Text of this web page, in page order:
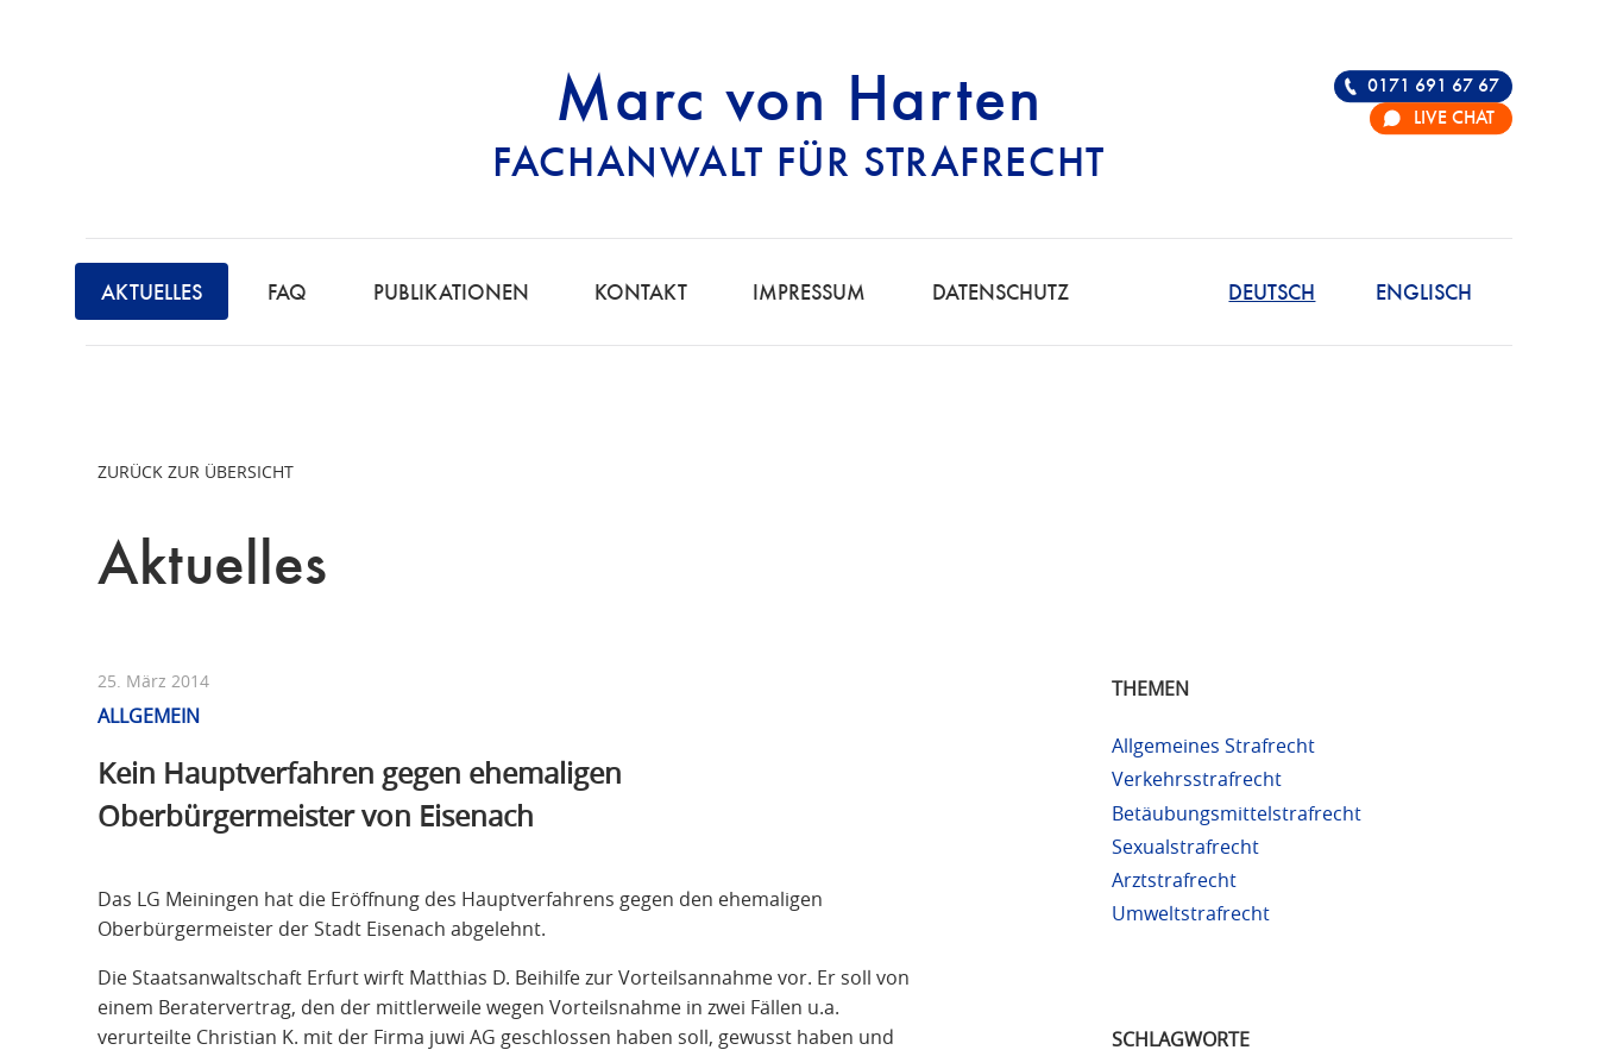
Marc von Harten
FACHANWALT FÜR STRAFRECHT
STRAFRECHT | RECHTSANWALT FÜR DIE
AKTUELLES FAQ PUBLIKATIONEN KONTAKT IMPRESSUM DATENSCHUTZ ENGLISCH
DEUTSCH
0171 691 67 67
LIVE CHAT
ZURÜCK ZUR ÜBERSICHT
Aktuelles
25. März 2014
ALLGEMEIN
Kein Hauptverfahren gegen ehemaligen
Oberbürgermeister von Eisenach
Das LG Meiningen hat die Eröffnung des Hauptverfahrens gegen den ehemaligen
Oberbürgermeister der Stadt Eisenach abgelehnt.
Die Staatsanwaltschaft Erfurt wirft Matthias D. Beihilfe zur Vorteilsannahme vor. Er soll von
einem Beratervertrag, den der mittlerweile wegen Vorteilsnahme in zwei Fällen u.a.
verurteilte Christian K. mit der Firma juwi AG geschlossen haben soll, gewusst haben und
THEMEN
Allgemeines Strafrecht
Verkehrsstrafrecht
Betäubungsmittelstrafrecht
Sexualstrafrecht
Arztstrafrecht
Umweltstrafrecht
SCHLAGWORTE